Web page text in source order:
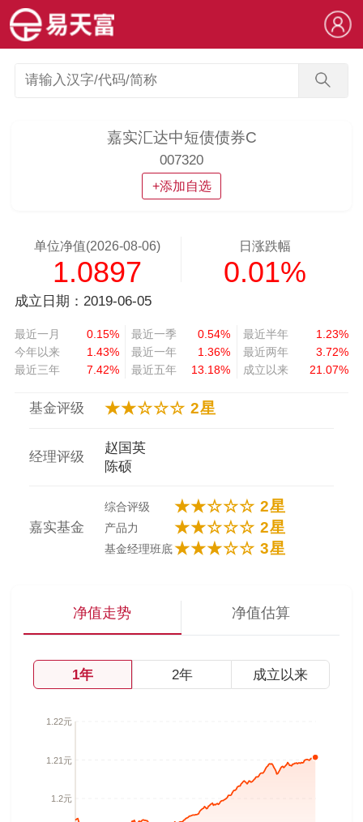
嘉实汇达中短债债券C
007320
+添加自选
单位净值(2026-08-06)
1.0897
日涨跌幅
0.01%
成立日期：2019-06-05
最近一月 0.15% 最近一季 0.54% 最近半年
1.23%
今年以来
1.43% 最近一年 1.36% 最近两年
3.72%
最近三年
7.42% 最近五年 13.18% 成立以来 21.07%
基金评级 ★★☆☆☆ 2星
经理评级
赵国英
陈硕
嘉实基金
综合评级 ★★☆☆☆ 2星
产品力 ★★☆☆☆ 2星
基金经理班底★★★☆☆ 3星
净值走势 净值估算
1年 2年 成立以来